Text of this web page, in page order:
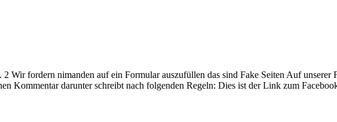
fordern nimanden auf ein Formular auszufüllen das sind Fake Seiten Auf unserer
Kommentar darunter schreibt nach folgenden Regeln: Dies ist der Link zum